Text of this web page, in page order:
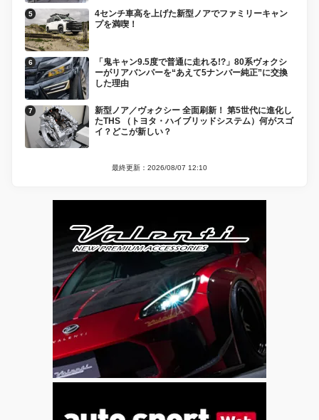
4センチ車高を上げた新型ノアでファミリーキャン
プを満喫！
「鬼キャン9.5度で普通に走れる!?」80系ヴォクシ
ーがリアバンパーを“あえて5ナンバー純正”に交換
した理由
新型ノア／ヴォクシー 全面刷新！ 第5世代に進化し
たTHS （トヨタ・ハイブリッドシステム）何がスゴ
イ？どこが新しい？
最終更新：2026/08/07 12:10